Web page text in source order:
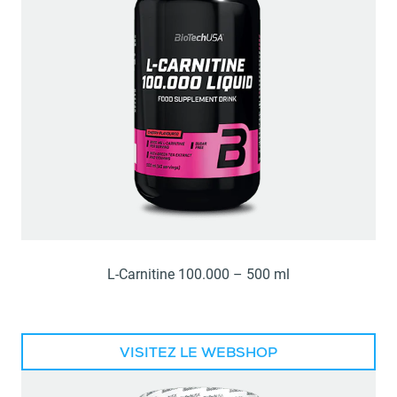
L-Carnitine 100.000 – 500 ml
VISITEZ LE WEBSHOP